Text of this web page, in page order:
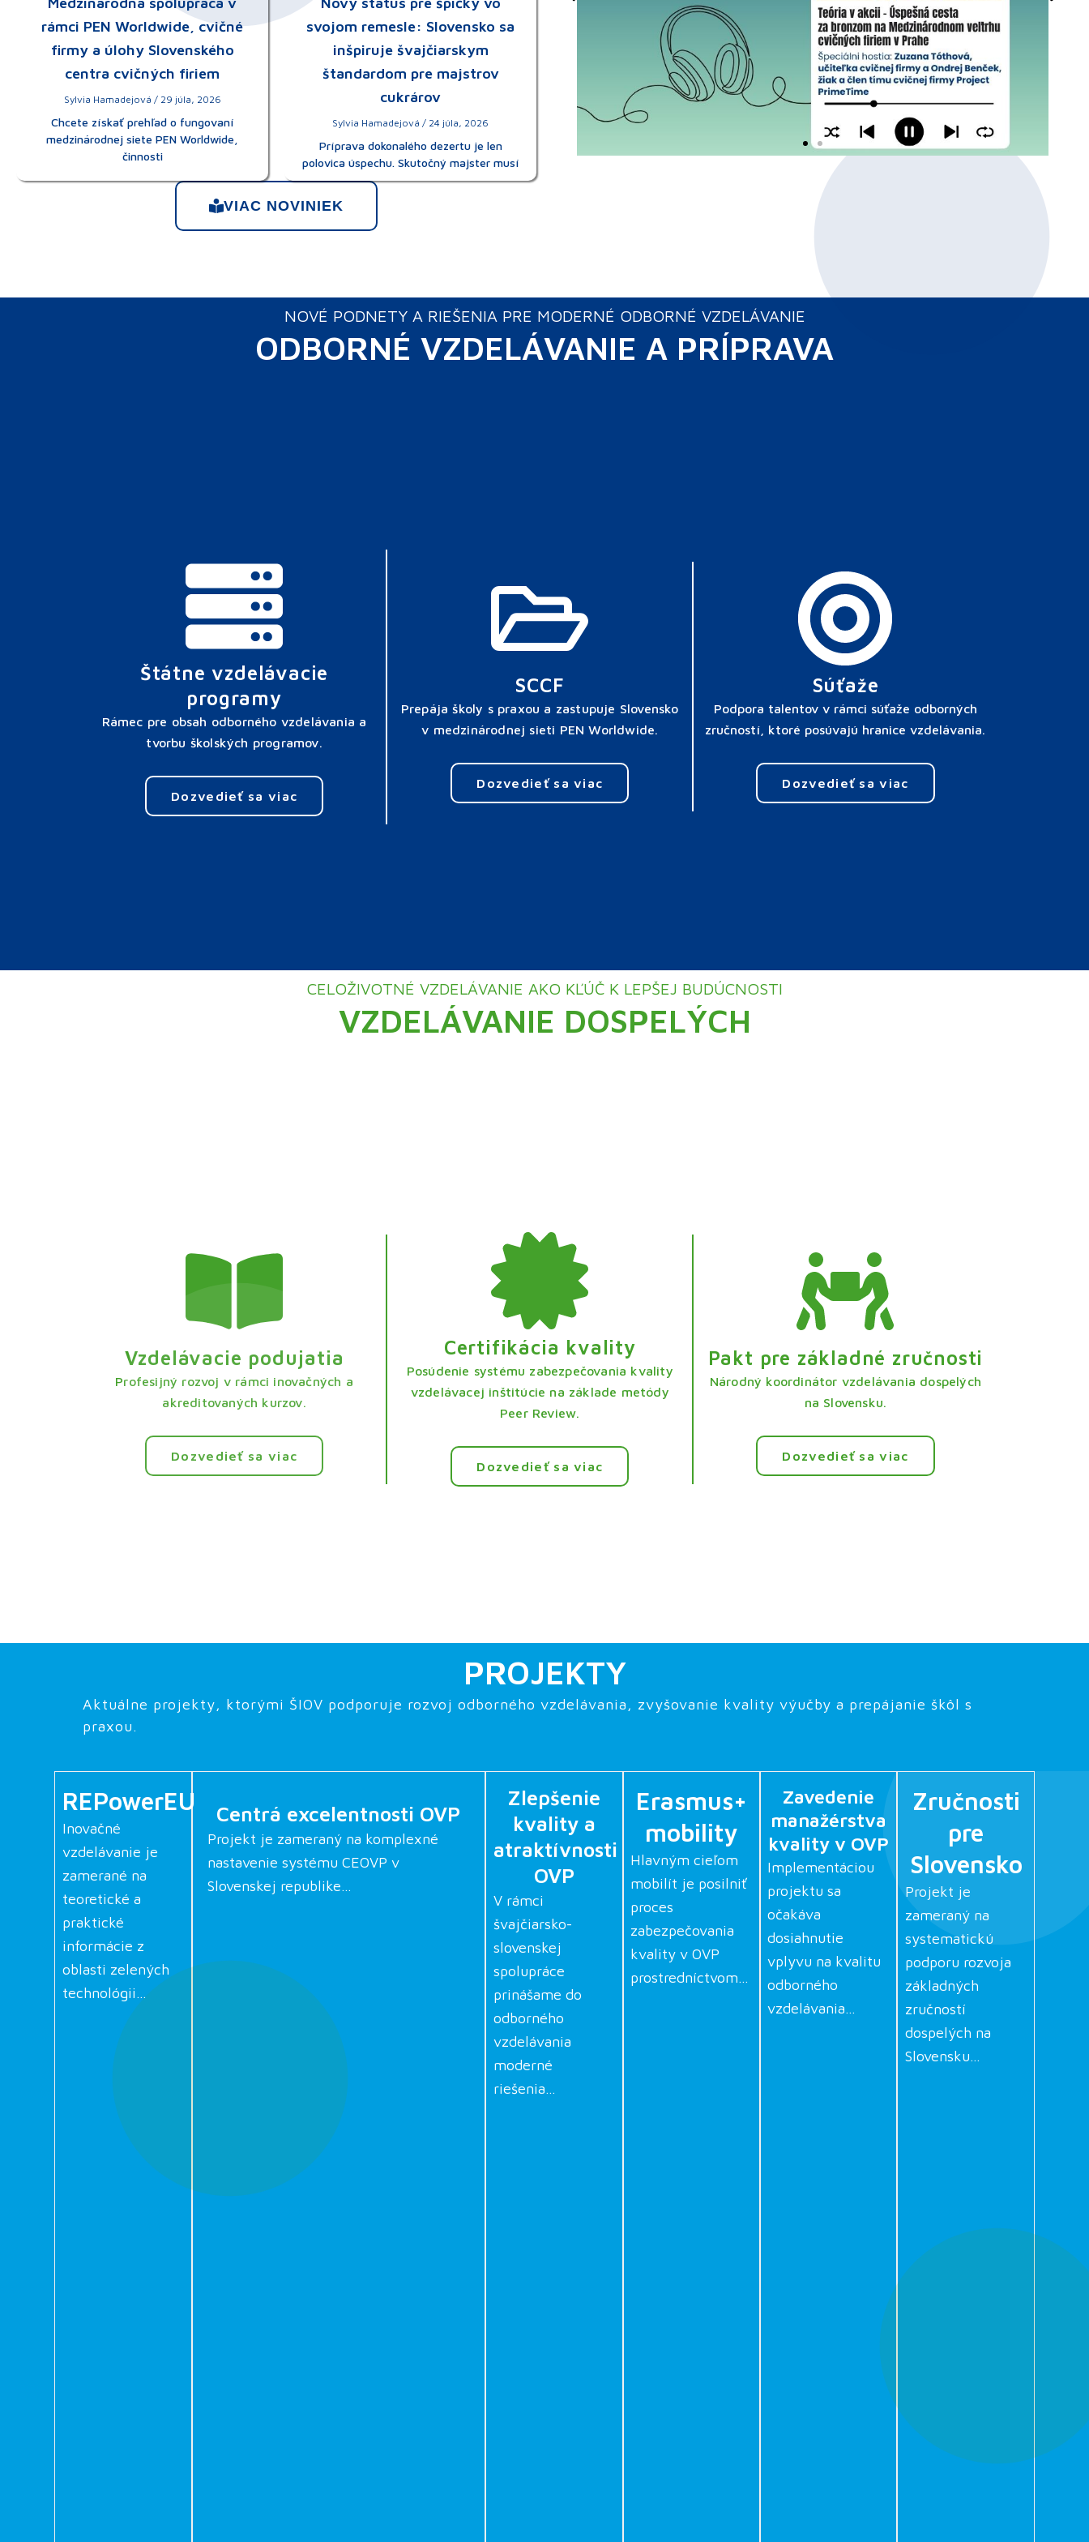
rámci PEN Worldwide, cvičné
firmy a úlohy Slovenského
centra cvičných firiem
Sylvia Hamadejová 29 júla, 2026
Chcete získať prehľad o fungovaní
medzinárodnej siete PEN Worldwide,
činnosti
svojom remesle: Slovensko sa
inšpiruje švajčiarskym
štandardom pre majstrov
cukrárov
Sylvia Hamadejová 24 júla, 2026
Príprava dokonalého dezertu je len
polovica úspechu. Skutočný majster musí
VIAC NOVINIEK
NOVÉ PODNETY A RIEŠENIA PRE MODERNÉ ODBORNÉ VZDELÁVANIE
ODBORNÉ VZDELÁVANIE A PRÍPRAVA
Štátne vzdelávacie
programy
Rámec pre obsah odborného vzdelávania a
tvorbu školských programov.
Dozvedieť sa viac
SCCF
Prepája školy s praxou a zastupuje Slovensko
v medzinárodnej sieti PEN Worldwide.
Dozvedieť sa viac
Súťaže
Podpora talentov v rámci súťaže odborných
zručností, ktoré posúvajú hranice vzdelávania.
Dozvedieť sa viac
CELOŽIVOTNÉ VZDELÁVANIE AKO KĽÚČ K LEPŠEJ BUDÚCNOSTI
VZDELÁVANIE DOSPELÝCH
Vzdelávacie podujatia
Profesijný rozvoj v rámci inovačných a
akreditovaných kurzov.
Dozvedieť sa viac
Certifikácia kvality
Posúdenie systému zabezpečovania kvality
vzdelávacej inštitúcie na základe metódy
Peer Review.
Dozvedieť sa viac
Pakt pre základné zručnosti
Národný koordinátor vzdelávania dospelých
na Slovensku.
Dozvedieť sa viac
PROJEKTY
Aktuálne projekty, ktorými ŠIOV podporuje rozvoj odborného vzdelávania, zvyšovanie kvality výučby a prepájanie škôl s
praxou.
REPowerEU
Inovačné
vzdelávanie je
zamerané na
teoretické a
praktické
informácie z
oblasti zelených
technológii…
Centrá excelentnosti OVP
Projekt je zameraný na komplexné
nastavenie systému CEOVP v
Slovenskej republike…
Zlepšenie
kvality a
atraktívnosti
OVP
V rámci
švajčiarsko-
slovenskej
spolupráce
prinášame do
odborného
vzdelávania
moderné
riešenia…
Erasmus+
mobility
Hlavným cieľom
mobilít je posilniť
proces
zabezpečovania
kvality v OVP
prostredníctvom…
Zavedenie
manažérstva
kvality v OVP
Implementáciou
projektu sa
očakáva
dosiahnutie
vplyvu na kvalitu
odborného
vzdelávania…
Zručnosti
pre
Slovensko
Projekt je
zameraný na
systematickú
podporu rozvoja
základných
zručností
dospelých na
Slovensku…